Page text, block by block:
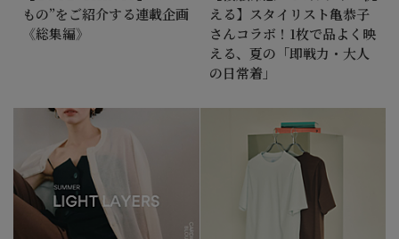
もの”をご紹介する連載企画
《総集編》
える】スタイリスト亀恭子
さんコラボ！1枚で品よく映
える、夏の「即戦力・大人
の日常着」